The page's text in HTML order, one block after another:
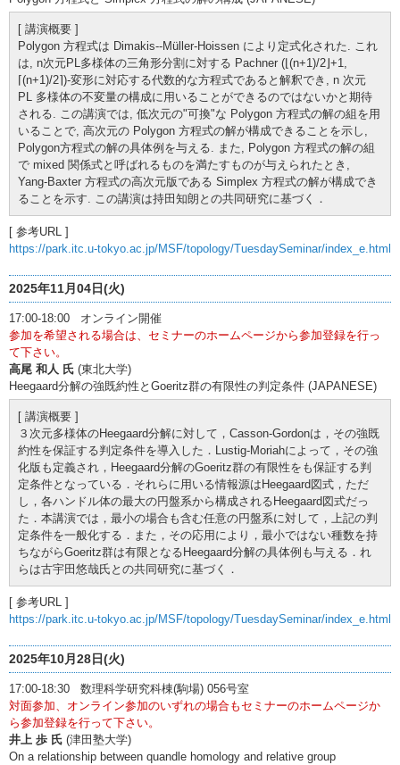
[ 講演概要 ]
Polygon 方程式は Dimakis--Müller-Hoissen により定式化された. これ
は, n次元PL多様体の三角形分割に対する Pachner (⌊(n+1)/2⌋+1,
⌈(n+1)/2⌉)-変形に対応する代数的な方程式であると解釈でき, n 次元
PL 多様体の不変量の構成に用いることができるのではないかと期待
される. この講演では, 低次元の"可換"な Polygon 方程式の解の組を用
いることで, 高次元の Polygon 方程式の解が構成できることを示し,
Polygon方程式の解の具体例を与える. また, Polygon 方程式の解の組
で mixed 関係式と呼ばれるものを満たすものが与えられたとき,
Yang-Baxter 方程式の高次元版である Simplex 方程式の解が構成でき
ることを示す. この講演は持田知朗との共同研究に基づく．
[ 参考URL ]
https://park.itc.u-tokyo.ac.jp/MSF/topology/TuesdaySeminar/index_e.html
2025年11月04日(火)
17:00-18:00 オンライン開催
参加を希望される場合は、セミナーのホームページから参加登録を行っ
て下さい。
高尾 和人 氏 (東北大学)
Heegaard分解の強既約性とGoeritz群の有限性の判定条件 (JAPANESE)
[ 講演概要 ]
３次元多様体のHeegaard分解に対して，Casson-Gordonは，その強既
約性を保証する判定条件を導入した．Lustig-Moriahによって，その強
化版も定義され，Heegaard分解のGoeritz群の有限性をも保証する判
定条件となっている．それらに用いる情報源はHeegaard図式，ただ
し，各ハンドル体の最大の円盤系から構成されるHeegaard図式だっ
た．本講演では，最小の場合も含む任意の円盤系に対して，上記の判
定条件を一般化する．また，その応用により，最小ではない種数を持
ちながらGoeritz群は有限となるHeegaard分解の具体例も与える．れ
らは古宇田悠哉氏との共同研究に基づく．
[ 参考URL ]
https://park.itc.u-tokyo.ac.jp/MSF/topology/TuesdaySeminar/index_e.html
2025年10月28日(火)
17:00-18:30 数理科学研究科棟(駒場) 056号室
対面参加、オンライン参加のいずれの場合もセミナーのホームページか
ら参加登録を行って下さい。
井上 歩 氏 (津田塾大学)
On a relationship between quandle homology and relative group